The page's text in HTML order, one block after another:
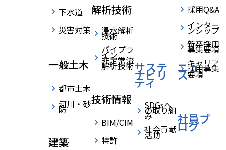
下水道
災害対策
一般土木
都市土木
河川・砂
防
建築
解析技術
浸水解析
技術
パイプラ
イン
非定常流
解析技術
技術情報
BIM/CIM
特許
サステ
ナビリ
ティ
SDGsへ
の取り組
み
社会貢献
活動
採用Q&A
インター
ンシップ
新卒採用
募集要項
キャリア
採用募集
要項
ニュー
ス
社員ブ
ログ
パイプライン非定常流解析技術